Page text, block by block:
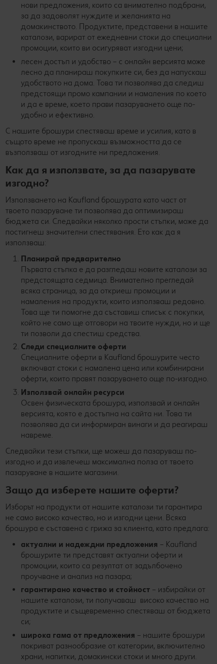
нови предложения, които са внимателно подбрани,
за да задоволят нуждите и желанията на
домакинството. Продуктите, представени в нашите
каталози, варират от ежедневни стоки до специални
промоции, които ви осигуряват изгодни цени;
лесен достъп и удобство – с онлайн версията може
лесно да планираш покупките си, без да напускаш
удобството на дома. Това ти позволява да следиш
предстоящи промо кампании и намаления по което
и да е време, което прави пазаруването още по-
удобно и ефективно.
С нашите брошури спестяваш време и усилия, като в
същото време не пропускаш възможността да се
възползваш от изгодните ни предложения.
Как да я използвате, за да пазарувате
изгодно?
Използването на Kaufland брошурата като част от
твоето пазаруване ти позволява да оптимизираш
бюджета си. Следвайки няколко прости стъпки, може да
постигнеш значителни спестявания. Ето как да я
използваш:
Планирай предварително
Първата стъпка е да разгледаш новите каталози за
предстоящата седмица. Внимателно прегледай
всяка страница, за да откриеш промоции и
намаления на продукти, които използваш редовно.
Това ще ти помогне да съставиш списък с покупки,
който не само ще отговори на твоите нужди, но и ще
ти позволи да спестиш средства.
Следи специалните оферти
Специалните оферти в Kaufland брошурите често
включват стоки с намалена цена или комбинирани
оферти, които правят пазаруването още по-изгодно.
Използвай онлайн ресурси
Освен физическата брошура, използвай и онлайн
версията, която е достъпна на сайта ни. Това ти
позволява да си информиран винаги и да реагираш
навреме.
Следвайки тези стъпки, ще можеш да пазаруваш по-
изгодно и да извлечеш максимална полза от твоето
пазаруване в нашите магазини.
Защо да изберете нашите оферти?
Изборът на продукти от нашите каталози ти гарантира
не само високо качество, но и изгодни цени. Всяка
брошура е съставена с грижа за клиента, като предлага:
актуални и надеждни предложения – Kaufland
брошурите ти представят актуални оферти и
промоции, които са резултат от задълбочено
проучване и анализ на пазара;
гарантирано качество и стойност – избирайки от
нашите каталози, ти получаваш високо качество на
продуктите и същевременно спестяваш от бюджета
си;
широка гама от предложения – нашите брошури
покриват разнообразие от категории, включително
храни, напитки, домакински стоки и много други.